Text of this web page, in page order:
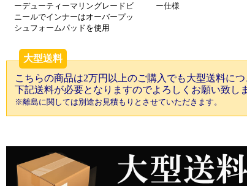
ーデューティーマリングレードビ
ニールでインナーはオーバープッ
シュフォームパッドを使用
ー仕様
大型送料
こちらの商品は2万円以上のご購入でも大型送料に
下記送料が必要となりますのでよろしくお願い致し
※離島に関しては別途お見積もりとさせていただきます。